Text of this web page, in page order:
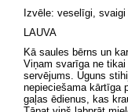
Izvēle: veselīgi,
LAUVA
Kā saules bērns un
Viņam svarīga ne
servējums. Uguns
nepieciešama kārtīga
gaļas ēdienus, kas